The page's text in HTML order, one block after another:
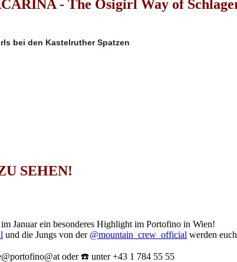
- The Ösigirl Way of
bei den Kastelruther Spatzen
SEHEN!
Januar ein besonderes Highlight im Portofino in Wien!
und die Jungs von der @mountain_crew_official werden
oder ☎️ unter +43 1 784 55 55